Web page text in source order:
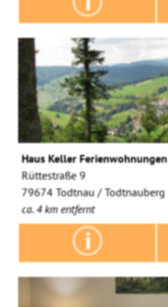
Haus Keller Ferienwohnungen
Rüttestraße 9
79674 Todtnau / Todtnauberg
ca. 4 km entfernt